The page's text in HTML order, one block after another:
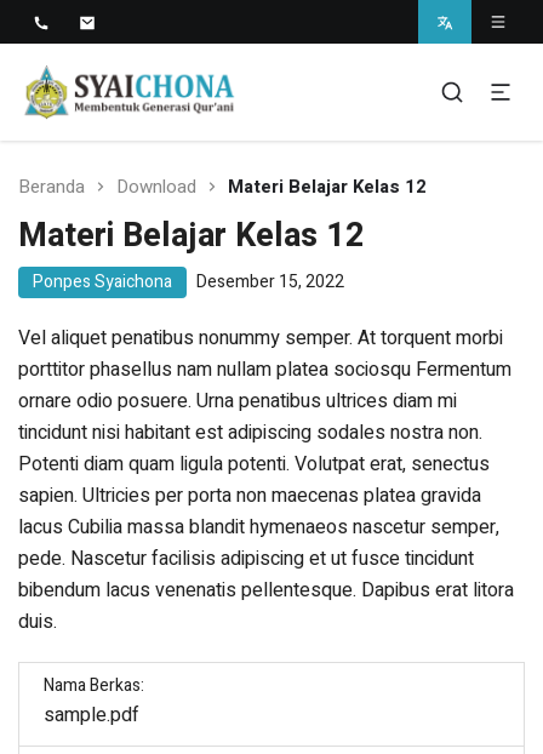
syaichona
Situs Resmi Pondok Pesantren Syaichona
Mohammad Cholil
Beranda Download Materi Belajar Kelas 12
Materi Belajar Kelas 12
Ponpes Syaichona Desember 15, 2022
Vel aliquet penatibus nonummy semper. At torquent morbi
porttitor phasellus nam nullam platea sociosqu Fermentum
ornare odio posuere. Urna penatibus ultrices diam mi
tincidunt nisi habitant est adipiscing sodales nostra non.
Potenti diam quam ligula potenti. Volutpat erat, senectus
sapien. Ultricies per porta non maecenas platea gravida
lacus Cubilia massa blandit hymenaeos nascetur semper,
pede. Nascetur facilisis adipiscing et ut fusce tincidunt
bibendum lacus venenatis pellentesque. Dapibus erat litora
duis.
Nama Berkas:
sample.pdf